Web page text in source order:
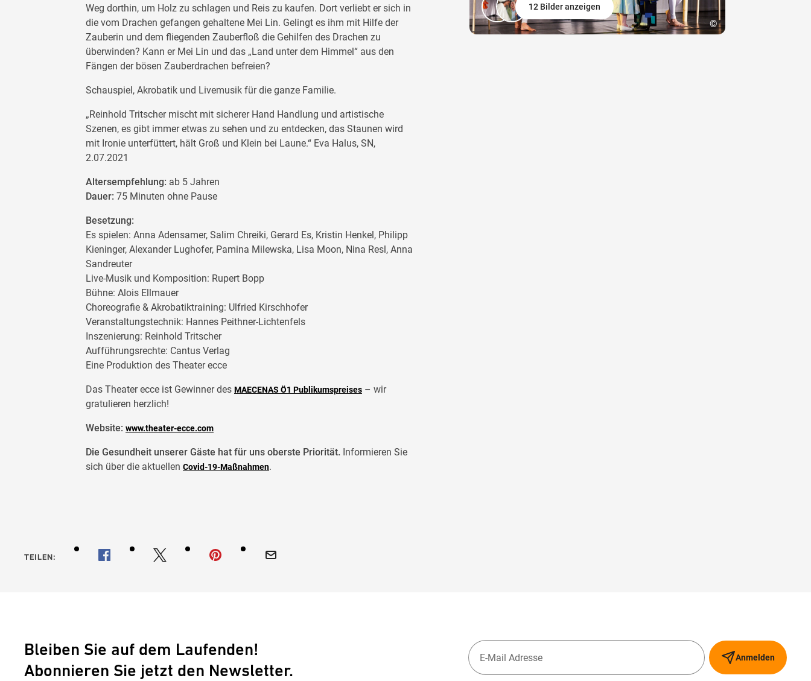
Weg dorthin, um Holz zu schlagen und Reis zu kaufen. Dort verliebt er sich in
die vom Drachen gefangen gehaltene Mei Lin. Gelingt es ihm mit Hilfe der
Zauberin und dem fliegenden Zauberfloß die Gehilfen des Drachen zu
überwinden? Kann er Mei Lin und das „Land unter dem Himmel“ aus den
Fängen der bösen Zauberdrachen befreien?
Schauspiel, Akrobatik und Livemusik für die ganze Familie.
„Reinhold Tritscher mischt mit sicherer Hand Handlung und artistische
Szenen, es gibt immer etwas zu sehen und zu entdecken, das Staunen wird
mit Ironie unterfüttert, hält Groß und Klein bei Laune.“ Eva Halus, SN,
2.07.2021
Altersempfehlung: ab 5 Jahren
Dauer: 75 Minuten ohne Pause
Besetzung:
Es spielen: Anna Adensamer, Salim Chreiki, Gerard Es, Kristin Henkel, Philipp
Kieninger, Alexander Lughofer, Pamina Milewska, Lisa Moon, Nina Resl, Anna
Sandreuter
Live-Musik und Komposition: Rupert Bopp
Bühne: Alois Ellmauer
Choreografie & Akrobatiktraining: Ulfried Kirschhofer
Veranstaltungstechnik: Hannes Peithner-Lichtenfels
Inszenierung: Reinhold Tritscher
Aufführungsrechte: Cantus Verlag
Eine Produktion des Theater ecce
Das Theater ecce ist Gewinner des MAECENAS Ö1 Publikumspreises – wir
gratulieren herzlich!
Website: www.theater-ecce.com
Die Gesundheit unserer Gäste hat für uns oberste Priorität. Informieren Sie
sich über die aktuellen Covid-19-Maßnahmen.
©
12 Bilder anzeigen
TEILEN:
Bleiben Sie auf dem Laufenden!
Abonnieren Sie jetzt den Newsletter.
Anmelden